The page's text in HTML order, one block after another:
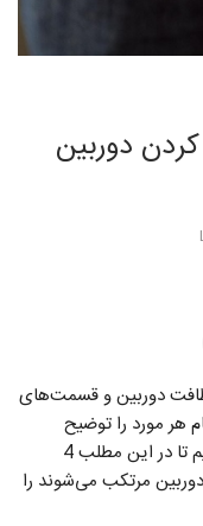
کردن دوربین‌
در نظافت دوربین و قسمت‌های
هر مورد را توضیح
دادیم. همانطور که وعده داده بودیم قصد داریم تا در این مطلب 4
دوربین مرتکب می‌شوند را